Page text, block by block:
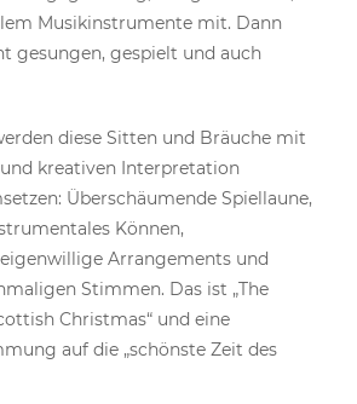
Musikinstrumente mit. Dann
gesungen, gespielt und auch
diese Sitten und Bräuche mit
kreativen Interpretation
Überschäumende Spiellaune,
Können,
Arrangements und
Stimmen. Das ist „The
Christmas“ und eine
auf die „schönste Zeit des